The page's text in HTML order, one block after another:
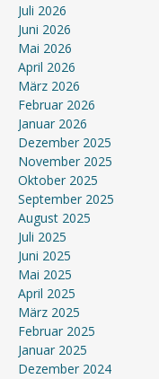
Juli 2026
Juni 2026
Mai 2026
April 2026
März 2026
Februar 2026
Januar 2026
Dezember 2025
November 2025
Oktober 2025
September 2025
August 2025
Juli 2025
Juni 2025
Mai 2025
April 2025
März 2025
Februar 2025
Januar 2025
Dezember 2024